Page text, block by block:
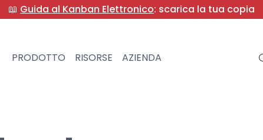
📖 Guida al Kanban Elettronico: scarica la tua copia
PRODOTTO RISORSE AZIENDA